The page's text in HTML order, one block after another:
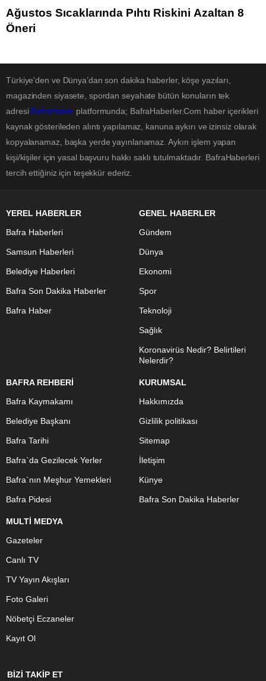
Ağustos Sıcaklarında Pıhtı Riskini Azaltan 8
Öneri
Türkiye'den ve Dünya’dan son dakika haberler, köşe yazıları,
magazinden siyasete, spordan seyahate bütün konuların tek
adresi BafraHaber platformunda; BafraHaberler.Com haber içerikleri
kaynak gösterileden alıntı yapılamaz, kanuna aykırı ve izinsiz olarak
kopyalanamaz, başka yerde yayınlanamaz. Aykırı işlem yapan
kişi/kişiler için yasal başvuru hakkı saklı tutulmaktadır. BafraHaberleri
tercih ettiğiniz için teşekkür ederiz.
YEREL HABERLER
Bafra Haberleri
Samsun Haberleri
Belediye Haberleri
Bafra Son Dakika Haberler
Bafra Haber
GENEL HABERLER
Gündem
Dünya
Ekonomi
Spor
Teknoloji
Sağlık
Koronavirüs Nedir? Belirtileri
Nelerdir?
BAFRA REHBERİ
Bafra Kaymakamı
Belediye Başkanı
Bafra Tarihi
Bafra`da Gezilecek Yerler
Bafra`nın Meşhur Yemekleri
Bafra Pidesi
KURUMSAL
Hakkımızda
Gizlilik politikası
Sitemap
İletişim
Künye
Bafra Son Dakika Haberler
MULTİ MEDYA
Gazeteler
Canlı TV
TV Yayın Akışları
Foto Galeri
Nöbetçi Eczaneler
Kayıt Ol
BİZİ TAKİP ET